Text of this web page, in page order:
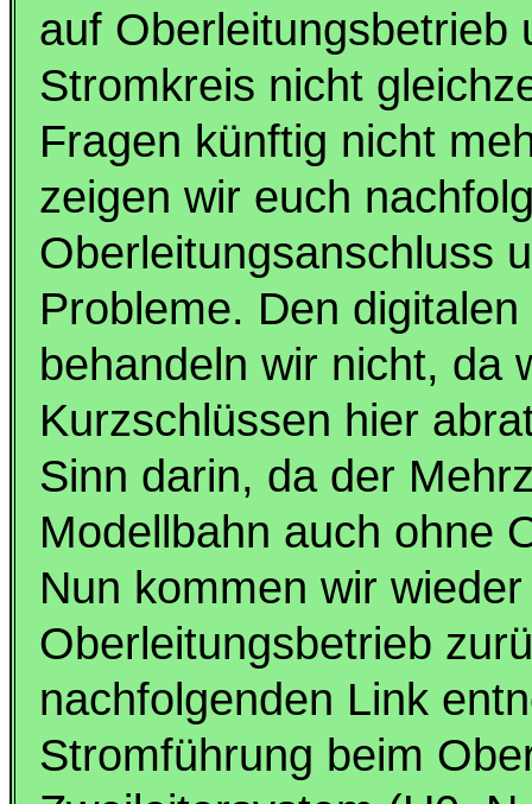
auf Oberleitungsbetrieb
Stromkreis nicht
Fragen künftig nicht
zeigen wir euch
Oberleitungsanschluss
Probleme. Den
behandeln wir nicht, da
Kurzschlüssen hier
Sinn darin, da der
Modellbahn auch ohne
Nun kommen wir
Oberleitungsbetrieb
nachfolgenden Link
Stromführung beim